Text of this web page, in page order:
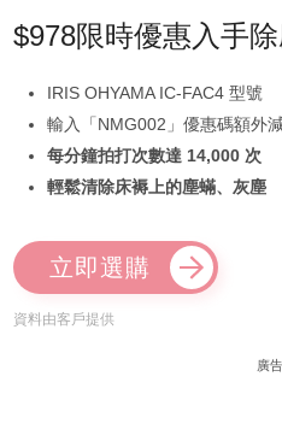
$978限時優惠入手
IRIS OHYAMA IC-FAC4 型號
輸入「NMG002」優惠碼額外
每分鐘拍打次數達 14,000 次
輕鬆清除床褥上的塵蟎、灰塵
立即選購
資料由客戶提供
廣告